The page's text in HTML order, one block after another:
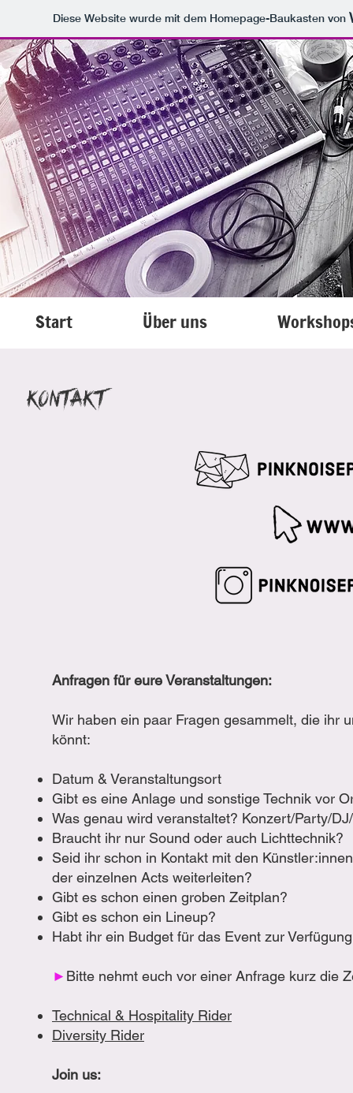
Diese Website wurde mit dem Homepage-Baukasten von
Start Über uns
Kontakt
Anfragen für eure Veranstaltungen:
Wir haben ein paar Fragen gesammelt, die ihr
könnt:
Datum & Veranstaltungsort
Gibt es eine Anlage und sonstige Technik vor
Was genau wird veranstaltet? Konzert/Party/
Braucht ihr nur Sound oder auch Lichttechnik?
Seid ihr schon in Kontakt mit den
der einzelnen Acts weiterleiten?
Gibt es schon einen groben Zeitplan?
Gibt es schon ein Lineup?
Habt ihr ein Budget für das Event zur
► Bitte nehmt euch vor einer Anfrage kurz die
Technical & Hospitality Rider
Diversity Rider
Join us: